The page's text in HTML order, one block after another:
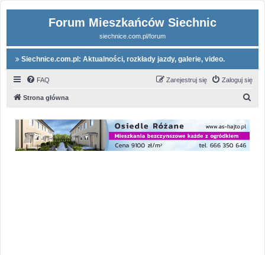
Forum Mieszkańców Siechnic
siechnice.com.pl/forum
Siechnice.com.pl: Aktualności, rozkłady jazdy, galerie, video.
FAQ Zaloguj się
Zarejestruj się
Strona główna